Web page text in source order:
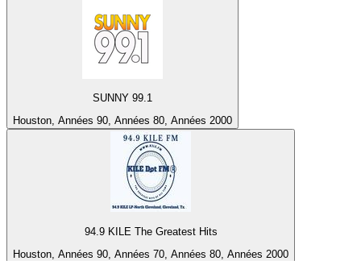
SUNNY 99.1
Houston, Années 90, Années 80, Années 2000
94.9 KILE The Greatest Hits
Houston, Années 90, Années 70, Années 80, Années 2000